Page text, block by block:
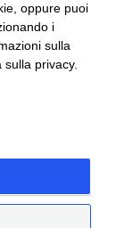
| Strada
| Tel.
|
oppure puoi
i
sulla
privacy.